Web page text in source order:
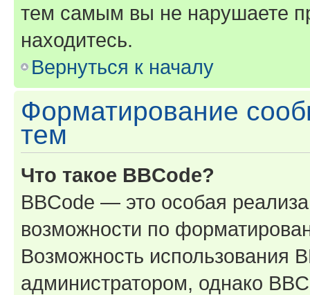
тем самым вы не нарушаете
находитесь.
Вернуться к началу
Форматирование
тем
Что такое BBCode?
BBCode — это особая
возможности по
Возможность использования
администратором, однако